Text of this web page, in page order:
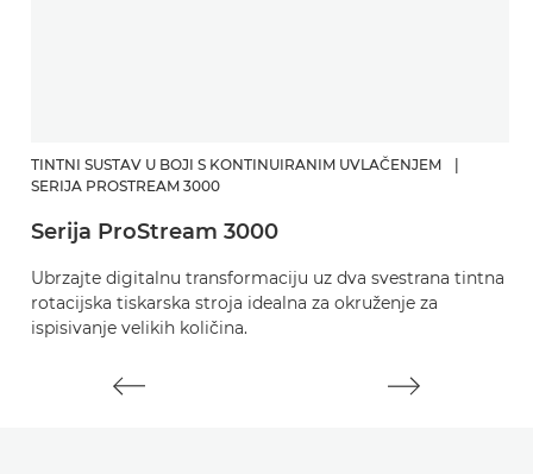
TINTNI SUSTAV U BOJI S KONTINUIRANIM UVLAČENJEM
SERIJA PROSTREAM 3000
Serija ProStream 3000
Ubrzajte digitalnu transformaciju uz dva svestrana tintna
rotacijska tiskarska stroja idealna za okruženje za
ispisivanje velikih količina.